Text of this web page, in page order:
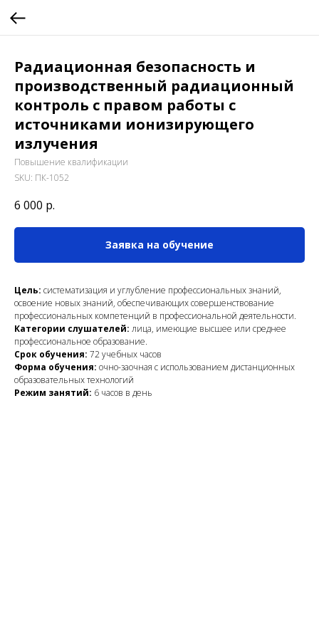
Радиационная безопасность и
производственный радиационный
контроль с правом работы с
источниками ионизирующего
излучения
Повышение квалификации
SKU: ПК-1052
6 000 р.
Заявка на обучение
Цель: систематизация и углубление профессиональных знаний,
освоение новых знаний, обеспечивающих совершенствование
профессиональных компетенций в профессиональной деятельности.
Категории слушателей: лица, имеющие высшее или среднее
профессиональное образование.
Срок обучения: 72 учебных часов
Форма обучения: очно-заочная с использованием дистанционных
образовательных технологий
Режим занятий: 6 часов в день